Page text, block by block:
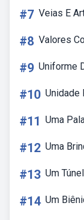
#7 Veias E
#8 Valores
#9 Uniforme
#10 Unidade
#11 Uma
#12 Uma
#13 Um
#14 Um